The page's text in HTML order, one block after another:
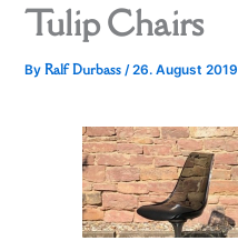
Tulip Chairs
ByRalf Durbass/26. August 2019